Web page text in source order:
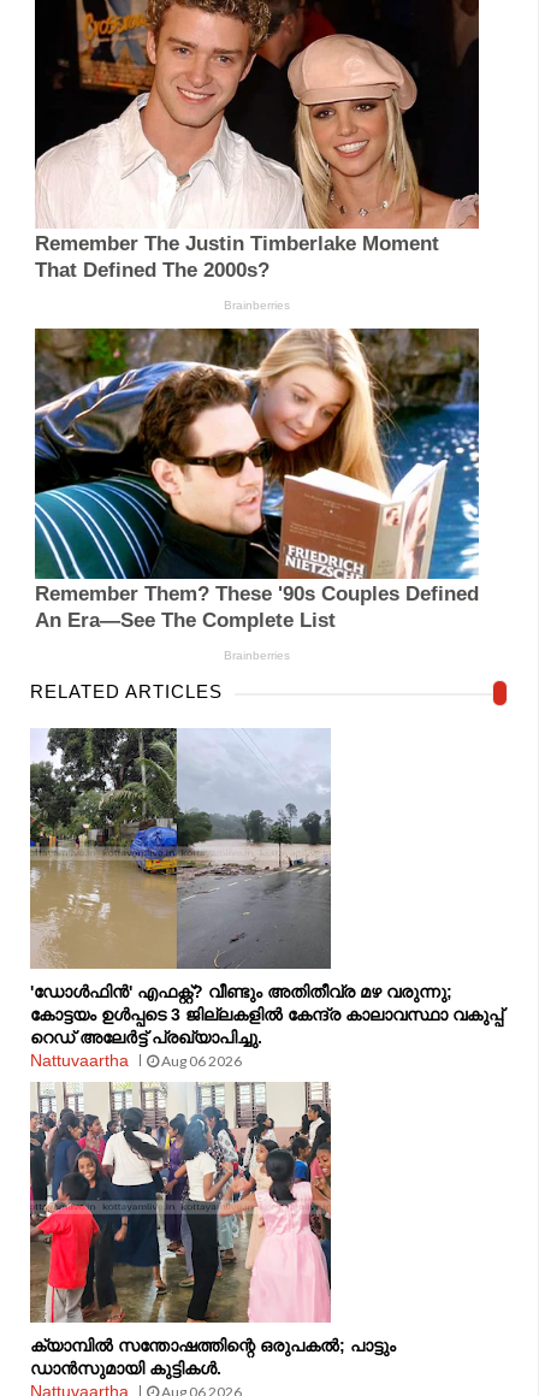
RELATED ARTICLES
'ഡോൾഫിൻ' എഫക്റ്റ്? വീണ്ടും അതിതീവ്ര മഴ വരുന്നു;
കോട്ടയം ഉൾപ്പടെ 3 ജില്ലകളിൽ കേന്ദ്ര കാലാവസ്ഥാ വകുപ്പ്
റെഡ് അലേർട്ട് പ്രഖ്യാപിച്ചു.
Nattuvaartha
Aug 06 2026
ക്യാമ്പിൽ സന്തോഷത്തിന്റെ ഒരുപകൽ; പാട്ടും
ഡാൻസുമായി കുട്ടികൾ.
Nattuvaartha
Aug 06 2026